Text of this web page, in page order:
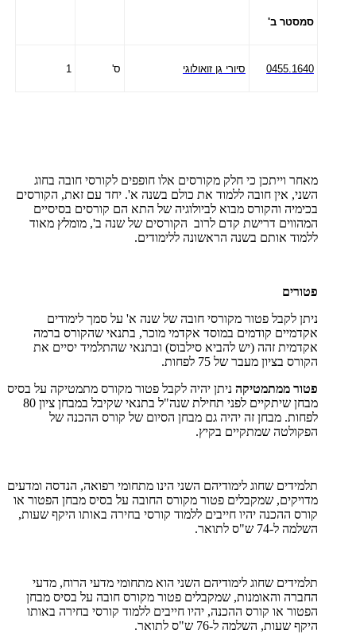
סמסטר ב'
1 ס' סיורי גן זואולוגי 0455.1640
מאחר וייתכן כי חלק מקורסים אלו חופפים לקורסי חובה בחוג
השני, אין חובה ללמוד את כולם בשנה א'. יחד עם זאת, הקורסים
בכימיה והקורס מבוא לביולוגיה של התא הם קורסים בסיסיים
המהווים דרישת קדם לרוב הקורסים של שנה ב', מומלץ מאוד
ללמוד אותם בשנה הראשונה ללימודים.
פטורים
ניתן לקבל פטור מקורסי חובה של שנה א' על סמך לימודים
אקדמיים קודמים במוסד אקדמי מוכר, בתנאי שהקורס ברמה
אקדמית זהה (יש להביא סילבוס) ובתנאי שהתלמיד יסיים את
הקורס בציון מעבר של 75 לפחות.
פטור ממתמטיקה ניתן יהיה לקבל פטור מקורס מתמטיקה על בסיס
מבחן שיתקיים לפני תחילת שנה"ל בתנאי שקיבל במבחן ציון 80
לפחות. מבחן זה יהיה גם מבחן הסיום של קורס ההכנה של
הפקולטה שמתקיים בקיץ.
תלמידים שחוג לימודיהם השני הינו מתחומי רפואה, הנדסה ומדעים
מדויקים, שמקבלים פטור מקורס החובה על בסיס מבחן הפטור או
קורס ההכנה יהיו חייבים ללמוד קורסי בחירה באותו היקף שעות,
השלמה ל-74 ש"ס לתואר.
תלמידים שחוג לימודיהם השני הוא מתחומי מדעי הרוח, מדעי
החברה והאומנות, שמקבלים פטור מקורס חובה על בסיס מבחן
הפטור או קורס ההכנה, יהיו חייבים ללמוד קורסי בחירה באותו
היקף שעות, השלמה ל-76 ש"ס לתואר.